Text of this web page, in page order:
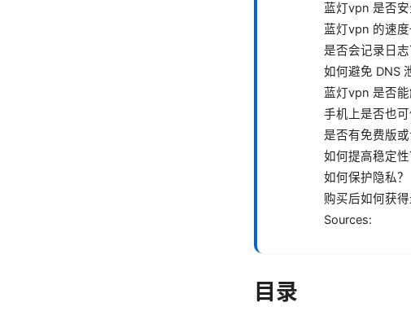
蓝灯vpn 是否安
蓝灯vpn 的速度
是否会记录日志
如何避免 DNS
蓝灯vpn 是否能
手机上是否也可
是否有免费版或
如何提高稳定性
如何保护隐私？
购买后如何获得
Sources:
目录